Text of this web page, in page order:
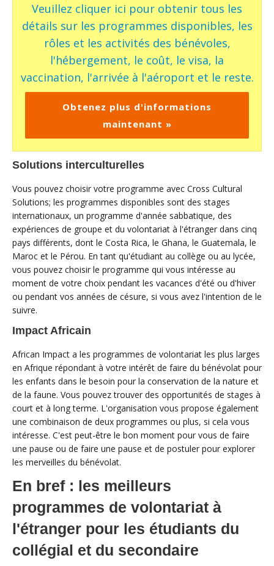
Veuillez cliquer ici pour obtenir tous les
détails sur les programmes disponibles, les
rôles et les activités des bénévoles,
l'hébergement, le coût, le visa, la
vaccination, l'arrivée à l'aéroport et le reste.
Obtenez plus d'informations
maintenant »
Solutions interculturelles
Vous pouvez choisir votre programme avec Cross Cultural
Solutions; les programmes disponibles sont des stages
internationaux, un programme d'année sabbatique, des
expériences de groupe et du volontariat à l'étranger dans cinq
pays différents, dont le Costa Rica, le Ghana, le Guatemala, le
Maroc et le Pérou. En tant qu'étudiant au collège ou au lycée,
vous pouvez choisir le programme qui vous intéresse au
moment de votre choix pendant les vacances d'été ou d'hiver
ou pendant vos années de césure, si vous avez l'intention de le
suivre.
Impact Africain
African Impact a les programmes de volontariat les plus larges
en Afrique répondant à votre intérêt de faire du bénévolat pour
les enfants dans le besoin pour la conservation de la nature et
de la faune. Vous pouvez trouver des opportunités de stages à
court et à long terme. L'organisation vous propose également
une combinaison de deux programmes ou plus, si cela vous
intéresse. C'est peut-être le bon moment pour vous de faire
une pause ou de faire une pause et de postuler pour explorer
les merveilles du bénévolat.
En bref : les meilleurs
programmes de volontariat à
l'étranger pour les étudiants du
collégial et du secondaire